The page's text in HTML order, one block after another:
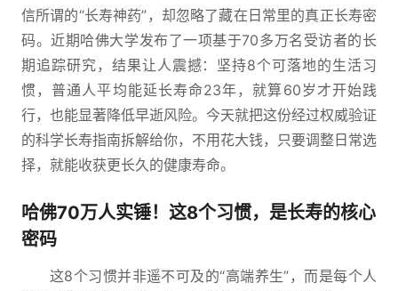
信所谓的“长寿神药”，却忽略了藏在日常里的真正长寿密
码。近期哈佛大学发布了一项基于70多万名受访者的长
期追踪研究，结果让人震撼：坚持8个可落地的生活习
惯，普通人平均能延长寿命23年，就算60岁才开始践
行，也能显著降低早逝风险。今天就把这份经过权威验证
的科学长寿指南拆解给你，不用花大钱，只要调整日常选
择，就能收获更长久的健康寿命。
哈佛70万人实锤！这8个习惯，是长寿的核心
密码
这8个习惯并非遥不可及的“高端养生”，而是每个人